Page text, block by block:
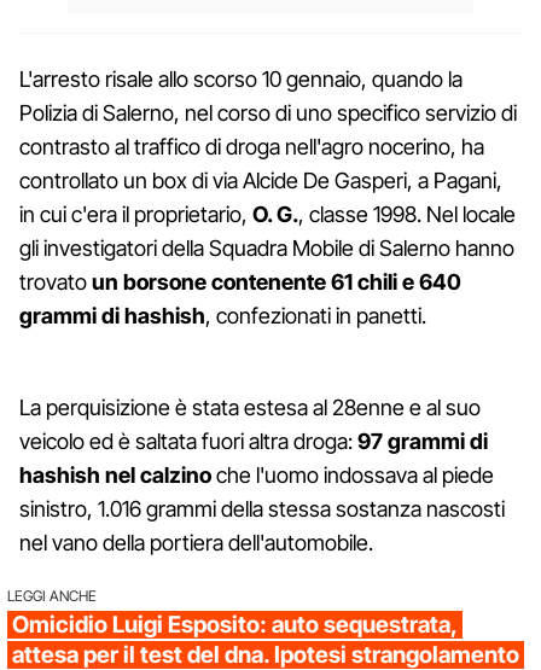
L'arresto risale allo scorso 10 gennaio, quando la
Polizia di Salerno, nel corso di uno specifico servizio di
contrasto al traffico di droga nell'agro nocerino, ha
controllato un box di via Alcide De Gasperi, a Pagani,
in cui c'era il proprietario, O. G., classe 1998. Nel locale
gli investigatori della Squadra Mobile di Salerno hanno
trovatoun borsone contenente 61 chili e 640
grammi di hashish, confezionati in panetti.
La perquisizione è stata estesa al 28enne e al suo
veicolo ed è saltata fuori altra droga:97 grammi di
hashish nel calzinoche l'uomo indossava al piede
sinistro, 1.016 grammi della stessa sostanza nascosti
nel vano della portiera dell'automobile.
LEGGI ANCHE
Omicidio Luigi Esposito: auto sequestrata,
attesa per il test del dna. Ipotesi strangolamento